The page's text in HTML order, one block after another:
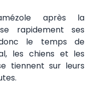
après la
rapidement ses
le temps de
les chiens et les
tiennent sur leurs